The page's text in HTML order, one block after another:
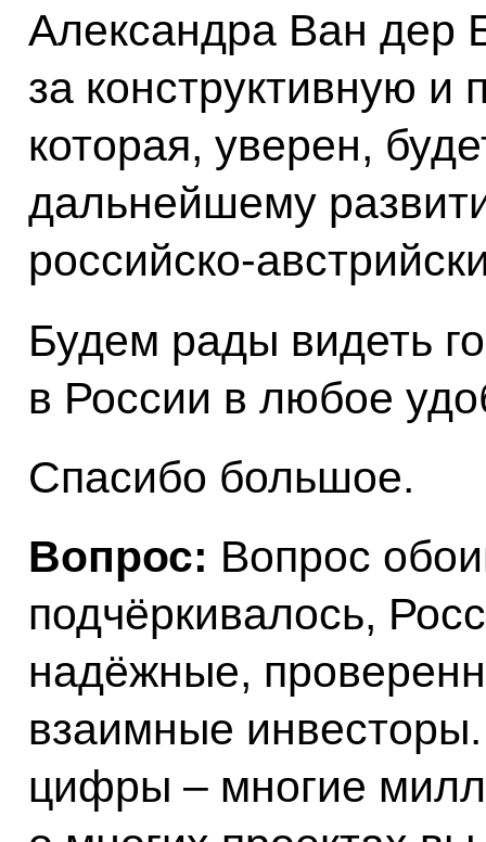
Александра Ван дер
за конструктивную и
которая, уверен,
дальнейшему
российско-
Будем рады видеть
в России в любое
Спасибо большое.
Вопрос: Вопрос
подчёркивалось,
надёжные,
взаимные
цифры – многие